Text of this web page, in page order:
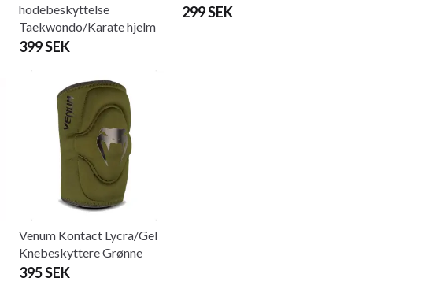
hodebeskyttelse
Taekwondo/Karate hjelm
399 SEK
299 SEK
Venum Kontact Lycra/Gel
Knebeskyttere Grønne
395 SEK